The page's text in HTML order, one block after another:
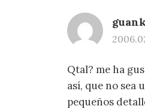
Qtal? me ha
así, que no sea
pequeños